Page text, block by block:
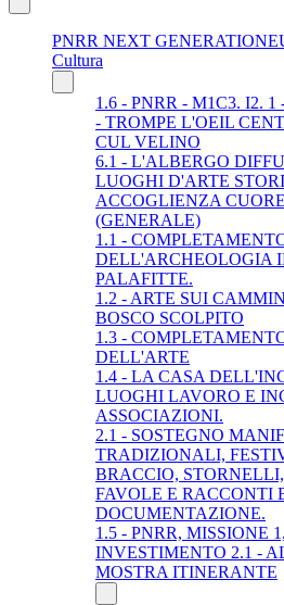
PNRR NEXT
Cultura
1.6 - PNRR - M1C3. I2.
- TROMPE L'OEIL
CUL VELINO
6.1 - L'ALBERGO
LUOGHI D'ARTE
ACCOGLIENZA
(GENERALE)
1.1 -
DELL'ARCHEOLOGIA
PALAFITTE.
1.2 - ARTE SUI
BOSCO SCOLPITO
1.3 -
DELL'ARTE
1.4 - LA CASA
LUOGHI LAVORO E
ASSOCIAZIONI.
2.1 - SOSTEGNO
TRADIZIONALI,
BRACCIO,
FAVOLE E RACCONTI
DOCUMENTAZIONE.
1.5 - PNRR, MISSIONE
INVESTIMENTO 2.1 -
MOSTRA ITINERANTE